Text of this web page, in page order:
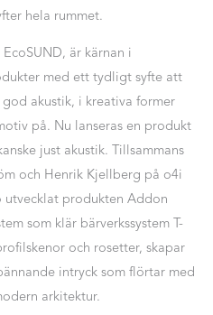
hela rummet.
är kärnan i
med ett tydligt syfte att
akustik, i kreativa former
på. Nu lanseras en produkt
just akustik. Tillsammans
och Henrik Kjellberg på o4i
produkten Addon
som klär bärverkssystem T-
och rosetter, skapar
intryck som flörtar med
arkitektur.